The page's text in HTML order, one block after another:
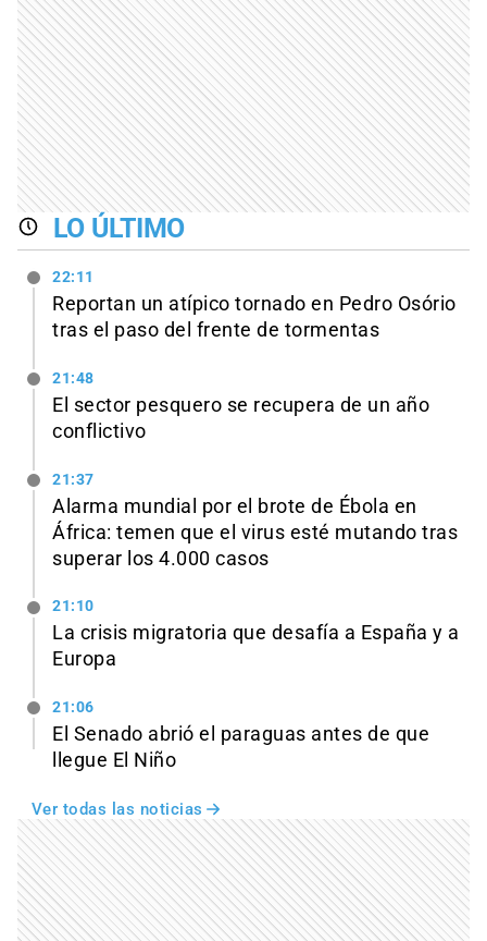
LO ÚLTIMO
22:11
Reportan un atípico tornado en Pedro Osório
tras el paso del frente de tormentas
21:48
El sector pesquero se recupera de un año
conflictivo
21:37
Alarma mundial por el brote de Ébola en
África: temen que el virus esté mutando tras
superar los 4.000 casos
21:10
La crisis migratoria que desafía a España y a
Europa
21:06
El Senado abrió el paraguas antes de que
llegue El Niño
Ver todas las noticias